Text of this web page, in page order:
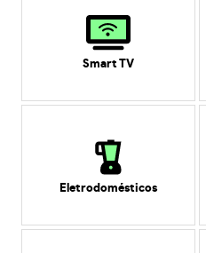
Smart TV
Eletrodomésticos